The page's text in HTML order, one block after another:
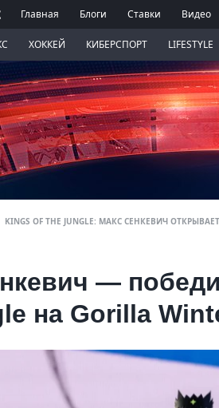
Главная Блоги Ставки Видео
ХОККЕЙ КИБЕРСПОРТ LIFESTYLE
KINGS OF THE JUNGLE: МАКС СЕНКЕВИЧ
—
на Gorilla